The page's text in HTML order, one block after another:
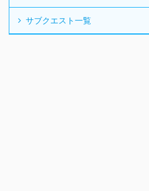
サブクエスト一覧